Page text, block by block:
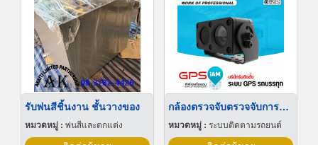
รับพ่นสีชิ้นงาน ชั้นวางของ
หมวดหมู่ : พ่นสีและตกแต่ง
กล้องตรวจจับตรวจจับการหลับใน
หมวดหมู่ : ระบบติดตามรถยนต์